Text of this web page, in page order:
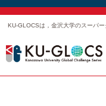
KU-GLOCSは，金沢大学のスーパ